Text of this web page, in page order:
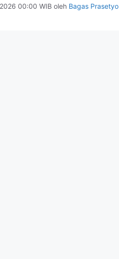
00:00 WIB oleh Bagas Prasetyo